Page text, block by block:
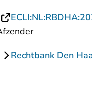
Rechtbank Den